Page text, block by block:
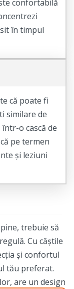
confortabilă
în timpul
că poate fi
similare de
o cască de
pe termen
și leziuni
trebuie să
Cu căștile
și confortul
tău preferat.
are un design